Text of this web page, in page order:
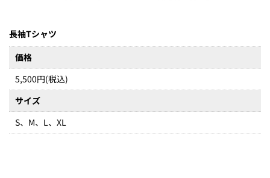
長袖Tシャツ
価格
5,500円(税込)
サイズ
S、M、L、XL